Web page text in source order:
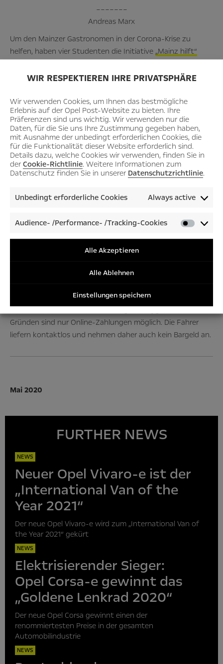
WIR RESPEKTIEREN IHRE PRIVATSPHÄRE
Wir verwenden Cookies, um Ihnen das bestmögliche
Erlebnis auf der Opel Post-Website zu bieten. Ihre
Präferenzen sind uns wichtig. Wir verwenden nur die
Daten, für die Sie uns Ihre Zustimmung gegeben haben,
mit Ausnahme der unbedingt erforderlichen Cookies, die
für die Funktionalität dieser Website erforderlich sind.
Details dazu, welche Cookies wir verwenden, finden Sie in
der Cookie-Richtlinie. Weitere Informationen zum
Datenschutz finden Sie in unserer Datenschutzrichtlinie.
Unbedingt erforderliche Cookies Always active
Audience- /Performance- /Tracking-Cookies
/
Alle Akzeptieren
Alle Ablehnen
Einstellungen speichern
–––––––
Andreas Marx
Um den Mainzer Gastronomen in der Corona-Krise zu
helfen, haben vier Studenten die Initiative „Mainz hilft“
haben sie einen kontaktlosen Lieferservice in alle Stadtteile
in unmittelbarer Nähe zum Opel-Standort Rüsselsheim
liegt und der Bundesligist 1. FSV Mainz 05 in der „Opel
Arena“ spielt, unterstützt auch der Automobilhersteller die
Aktion. Acht neue Corsa und batterie-elektrische Corsa-e
wurden für „Mainz liefert“ zur Verfügung gestellt. Sie
beliefern die Bürger der Stadt mit Gerichten aus ihren
Lieblingsrestaurants.
„Das ist eine starke, solidarische Initiative. Gerne
unserem neuen Corsa. Gerade der emissionsfreie Corsa-e ist
perfekt für die innerstädtische Lieferung geeignet.
Besondere Zeiten erfordern besondere Maßnahmen. Opel
leistet seinen Beitrag dazu, Deutschland mobil zu halten“,
online zwischen 17 und 21 Uhr. Pro Lieferung wird eine
Gebühr von drei bis fünf Euro fällig. Aus hygienischen
Gründen sind nur Online-Zahlungen möglich. Die Fahrer
liefern kontaktlos und nehmen daher auch kein Bargeld an.
Mai 2020
FURTHER NEWS
NEWS
Neuer Opel Vivaro-e ist der
„International Van of the
Year 2021“
Der neue Opel Vivaro-e wird zum „International Van of
the Year 2021“ gekürt
NEWS
Elektrisierender Sieger:
Opel Corsa-e gewinnt das
„Goldene Lenkrad 2020“
Der neue Opel Corsa gewinnt einen der
renommiertesten Preise in der gesamten
Automobilindustrie
NEWS